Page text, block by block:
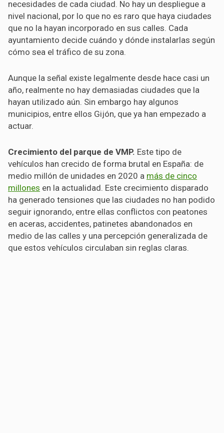
necesidades de cada ciudad. No hay un despliegue a
nivel nacional, por lo que no es raro que haya ciudades
que no la hayan incorporado en sus calles. Cada
ayuntamiento decide cuándo y dónde instalarlas según
cómo sea el tráfico de su zona.
Aunque la señal existe legalmente desde hace casi un
año, realmente no hay demasiadas ciudades que la
hayan utilizado aún. Sin embargo hay algunos
municipios, entre ellos Gijón, que ya han empezado a
actuar.
Crecimiento del parque de VMP. Este tipo de
vehículos han crecido de forma brutal en España: de
medio millón de unidades en 2020 a más de cinco
millones en la actualidad. Este crecimiento disparado
ha generado tensiones que las ciudades no han podido
seguir ignorando, entre ellas conflictos con peatones
en aceras, accidentes, patinetes abandonados en
medio de las calles y una percepción generalizada de
que estos vehículos circulaban sin reglas claras.